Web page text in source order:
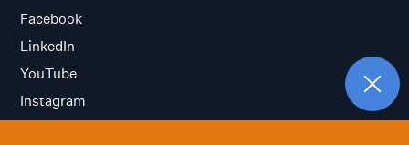
Facebook
LinkedIn
YouTube
Instagram